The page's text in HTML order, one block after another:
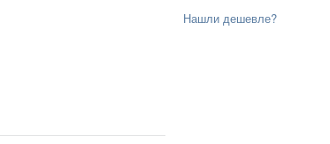
Нашли дешевле?